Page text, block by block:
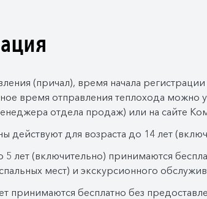
(причал), время начала
время отправления теплохода можно
отдела продаж) или на сайте
действуют для возраста до 14 лет
5 лет (включительно) принимаются
мест) и экскурсионного
принимаются бесплатно без